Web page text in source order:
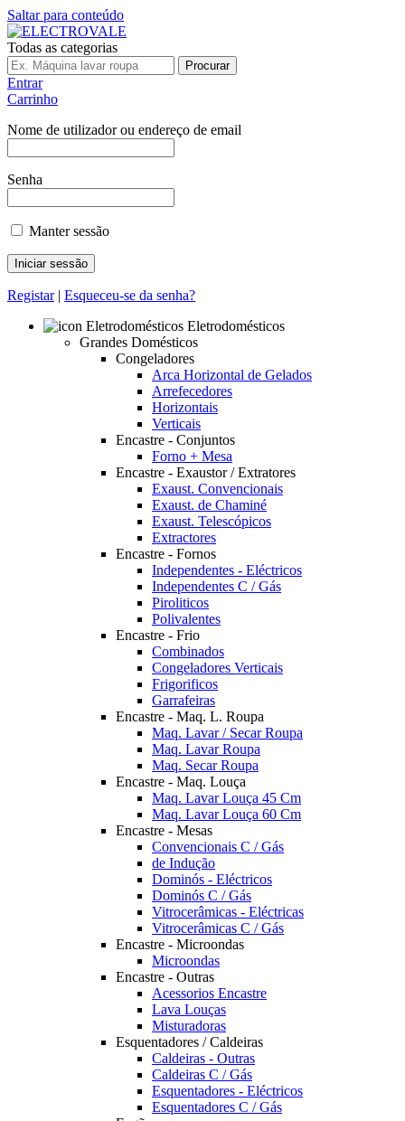
Saltar para conteúdo
Todas as categorias
Procurar
Entrar
Carrinho
Nome de utilizador ou endereço de email
Senha
Manter sessão
Registar| Esqueceu-se da senha?
Eletrodomésticos
Grandes Domésticos
Congeladores
Arca Horizontal de Gelados
Arrefecedores
Horizontais
Verticais
Encastre - Conjuntos
Forno + Mesa
Encastre - Exaustor / Extratores
Exaust. Convencionais
Exaust. de Chaminé
Exaust. Telescópicos
Extractores
Encastre - Fornos
Independentes - Eléctricos
Independentes C / Gás
Piroliticos
Polivalentes
Encastre - Frio
Combinados
Congeladores Verticais
Frigorificos
Garrafeiras
Encastre - Maq. L. Roupa
Maq. Lavar / Secar Roupa
Maq. Lavar Roupa
Maq. Secar Roupa
Encastre - Maq. Louça
Maq. Lavar Louça 45 Cm
Maq. Lavar Louça 60 Cm
Encastre - Mesas
Convencionais C / Gás
de Indução
Dominós - Eléctricos
Dominós C / Gás
Vitrocerâmicas - Eléctricas
Vitrocerâmicas C / Gás
Encastre - Microondas
Microondas
Encastre - Outras
Acessorios Encastre
Lava Louças
Misturadoras
Esquentadores / Caldeiras
Caldeiras - Outras
Caldeiras C / Gás
Esquentadores - Eléctricos
Esquentadores C / Gás